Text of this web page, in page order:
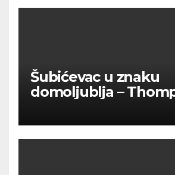
Šubićevac u znaku
domoljublja –